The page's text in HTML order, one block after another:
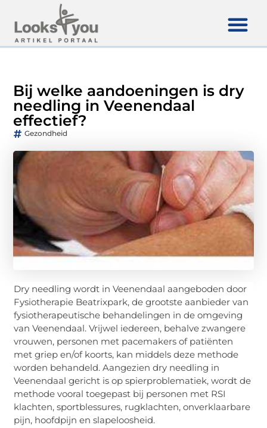
Bij welke aandoeningen is dry
needling in Veenendaal
effectief?
Gezondheid
Dry needling wordt in Veenendaal aangeboden door
Fysiotherapie Beatrixpark, de grootste aanbieder van
fysiotherapeutische behandelingen in de omgeving
van Veenendaal. Vrijwel iedereen, behalve zwangere
vrouwen, personen met pacemakers of patiënten
met griep en/of koorts, kan middels deze methode
worden behandeld. Aangezien dry needling in
Veenendaal gericht is op spierproblematiek, wordt de
methode vooral toegepast bij personen met RSI
klachten, sportblessures, rugklachten, onverklaarbare
pijn, hoofdpijn en slapeloosheid.